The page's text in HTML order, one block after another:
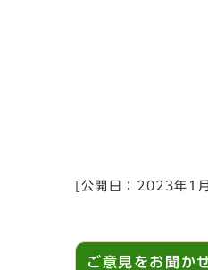
[公開日： 2023年1
ご意見をお聞か